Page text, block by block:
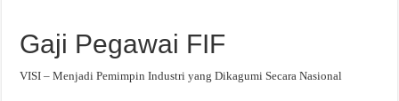
Gaji Pegawai FIF
VISI – Menjadi Pemimpin Industri yang Dikagumi Secara Nasional